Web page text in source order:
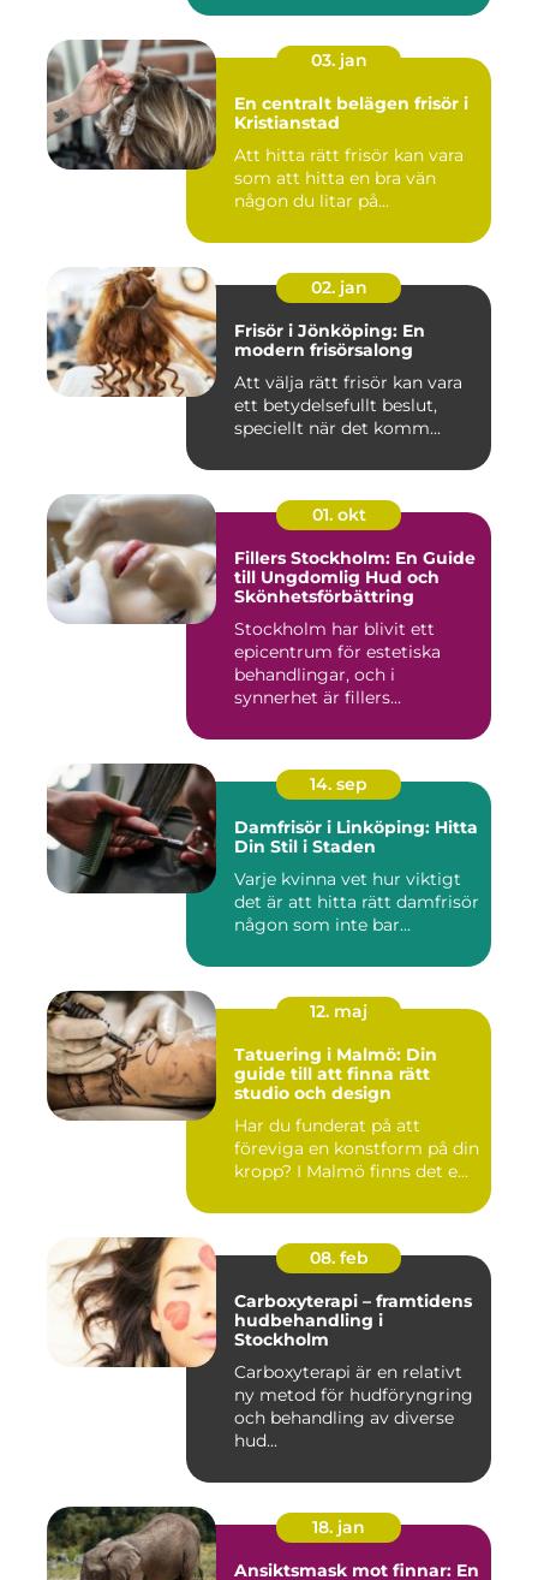
03. jan
En centralt belägen frisör i
Kristianstad
Att hitta rätt frisör kan vara
som att hitta en bra vän
någon du litar på...
02. jan
Frisör i Jönköping: En
modern frisörsalong
Att välja rätt frisör kan vara
ett betydelsefullt beslut,
speciellt när det komm...
01. okt
Fillers Stockholm: En Guide
till Ungdomlig Hud och
Skönhetsförbättring
Stockholm har blivit ett
epicentrum för estetiska
behandlingar, och i
synnerhet är fillers...
14. sep
Damfrisör i Linköping: Hitta
Din Stil i Staden
Varje kvinna vet hur viktigt
det är att hitta rätt damfrisör
någon som inte bar...
12. maj
Tatuering i Malmö: Din
guide till att finna rätt
studio och design
Har du funderat på att
föreviga en konstform på din
kropp? I Malmö finns det e...
08. feb
Carboxyterapi – framtidens
hudbehandling i
Stockholm
Carboxyterapi är en relativt
ny metod för hudföryngring
och behandling av diverse
hud...
18. jan
Ansiktsmask mot finnar: En